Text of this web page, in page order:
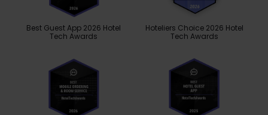
Best Guest App 2026 Hotel
Tech Awards
Hoteliers Choice 2026 Hotel
Tech Awards